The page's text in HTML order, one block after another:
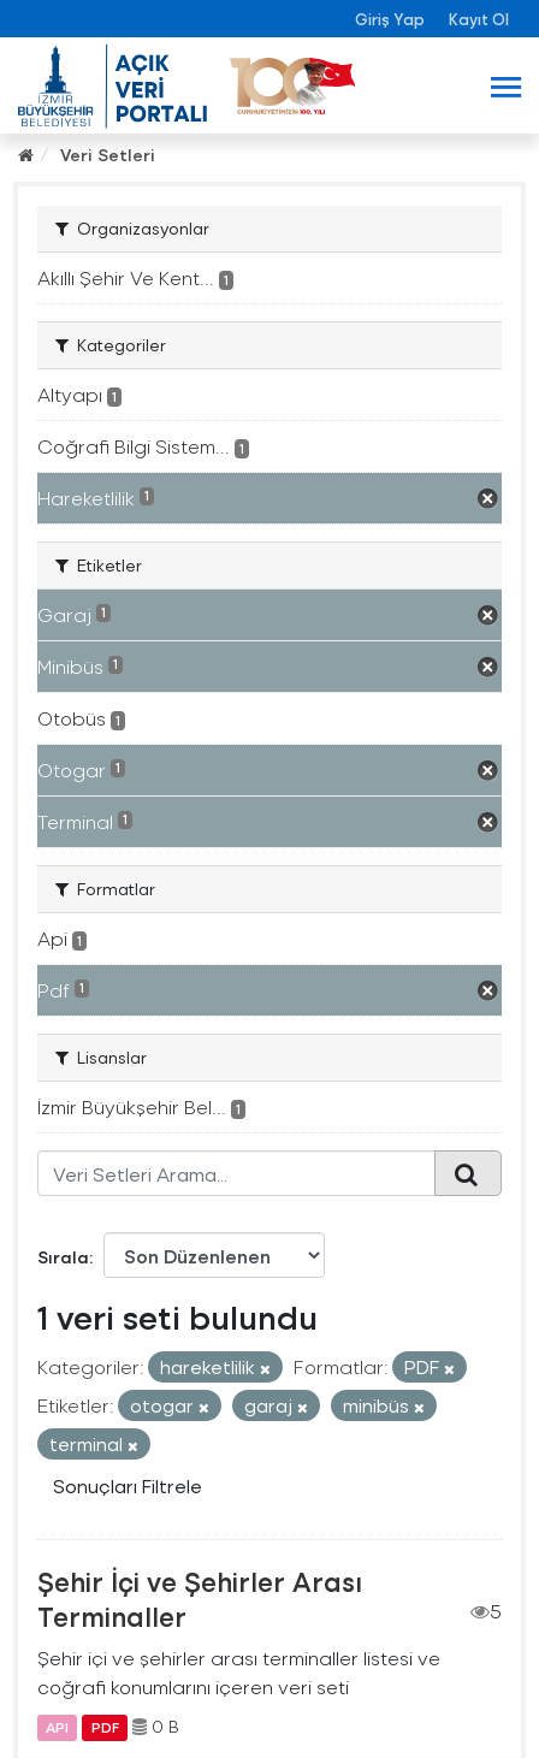
Giriş Yap Kayıt Ol
Veri Setleri
Organizasyonlar
Akıllı Şehir Ve Kent... 1
Kategoriler
Altyapı 1
Coğrafi Bilgi Sistem... 1
Hareketlilik 1
Etiketler
Garaj 1
Minibüs 1
Otobüs 1
Otogar 1
Terminal 1
Formatlar
Api 1
Pdf 1
Lisanslar
İzmir Büyükşehir Bel... 1
Sırala
1 veri seti bulundu
Kategoriler: hareketlilik Formatlar:
PDF
Etiketler:
otogar garaj
minibüs
terminal
Sonuçları Filtrele
Şehir İçi ve Şehirler Arası
Terminaller
5
Şehir içi ve şehirler arası terminaller listesi ve
coğrafi konumlarını içeren veri seti
API PDF 0 B